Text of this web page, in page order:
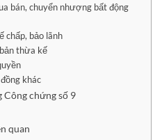
bán, chuyển nhượng bất động
chấp, bảo lãnh
thừa kế
khác
chứng số 9
quan